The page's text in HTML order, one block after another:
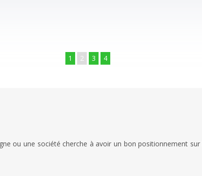
1 2 3 4
ou une société cherche à avoir un bon positionnement